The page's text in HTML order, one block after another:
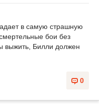
в самую страшную
бои без
выжить, Билли должен
0